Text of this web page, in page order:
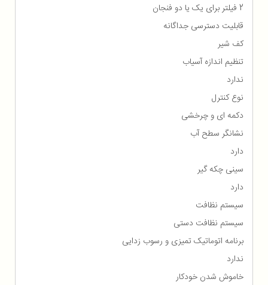
2 فیلتر برای یک یا دو فنجان
قابلیت دسترسی جداگانه
کف شیر
تنظیم اندازه آسیاب
ندارد
نوع کنترل
دکمه ای و چرخشی
نشانگر سطح آب
دارد
سینی چکه گیر
دارد
سیستم نظافت
سیستم نظافت دستی
برنامه اتوماتیک تمیزی و رسوب زدایی
ندارد
خاموش شدن خودکار